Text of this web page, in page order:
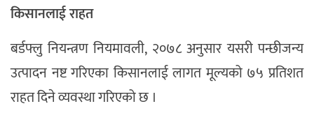
किसानलाई राहत
बर्डफ्लु नियन्त्रण नियमावली, २०७८ अनुसार यसरी पन्छीजन्य
उत्पादन नष्ट गरिएका किसानलाई लागत मूल्यको ७५ प्रतिशत
राहत दिने व्यवस्था गरिएको छ ।